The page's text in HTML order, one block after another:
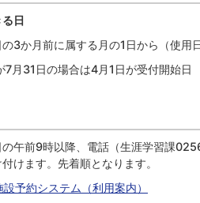
日
3か月前に属する月の1日から（使用
7月31日の場合は4月1日が受付開始日
の午前9時以降、電話（生涯学習課
けます。先着順となります。
予約システム（利用案内）